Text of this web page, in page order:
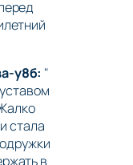
у8б: "
стала
в